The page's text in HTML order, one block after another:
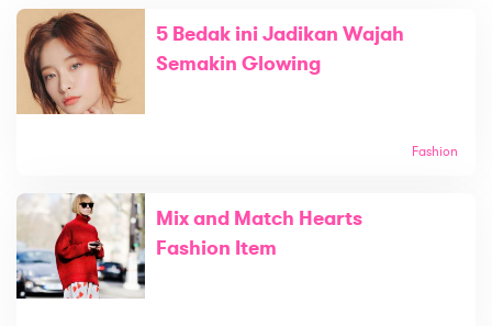
5 Bedak ini Jadikan Wajah
Semakin Glowing
Fashion
Mix and Match Hearts
Fashion Item